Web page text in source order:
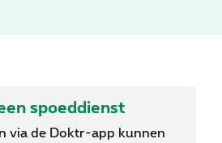
herpes rond de mond en
spoeddienst
via de Doktr-app kunnen